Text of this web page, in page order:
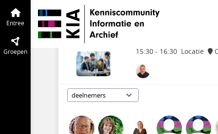
Entree
Groepen
KIA Community Entree
Leerhuis
15:30 - 16:30 Locatie
Do 2 jul
15:30 - 16:30